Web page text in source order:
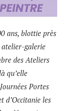
ans, blottie près
atelier-galerie
des Ateliers
qu’elle
Portes
d’Occitanie les